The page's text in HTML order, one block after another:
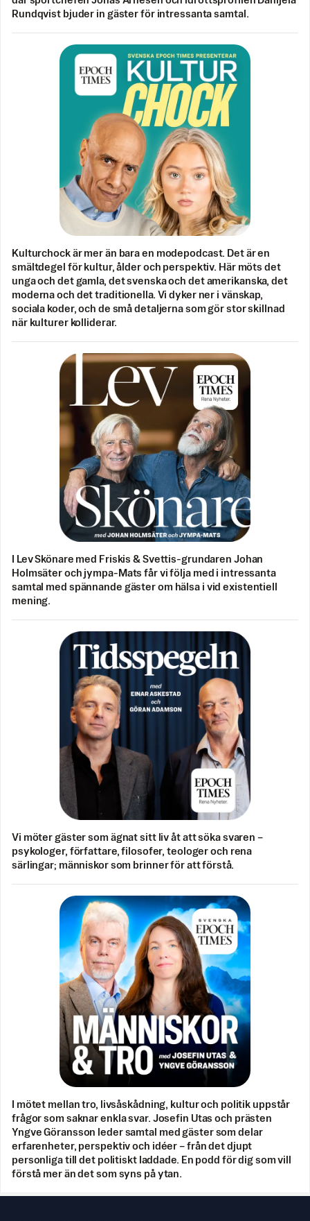
Rundqvist bjuder in gäster för intressanta samtal.
Kulturchock är mer än bara en modepodcast. Det är en
smältdegel för kultur, ålder och perspektiv. Här möts det
unga och det gamla, det svenska och det amerikanska, det
moderna och det traditionella. Vi dyker ner i vänskap,
sociala koder, och de små detaljerna som gör stor skillnad
när kulturer kolliderar.
I Lev Skönare med Friskis & Svettis-grundaren Johan
Holmsäter och jympa-Mats får vi följa med i intressanta
samtal med spännande gäster om hälsa i vid existentiell
mening.
Vi möter gäster som ägnat sitt liv åt att söka svaren –
psykologer, författare, filosofer, teologer och rena
särlingar; människor som brinner för att förstå.
I mötet mellan tro, livsåskådning, kultur och politik uppstår
frågor som saknar enkla svar. Josefin Utas och prästen
Yngve Göransson leder samtal med gäster som delar
erfarenheter, perspektiv och idéer – från det djupt
personliga till det politiskt laddade. En podd för dig som vill
förstå mer än det som syns på ytan.